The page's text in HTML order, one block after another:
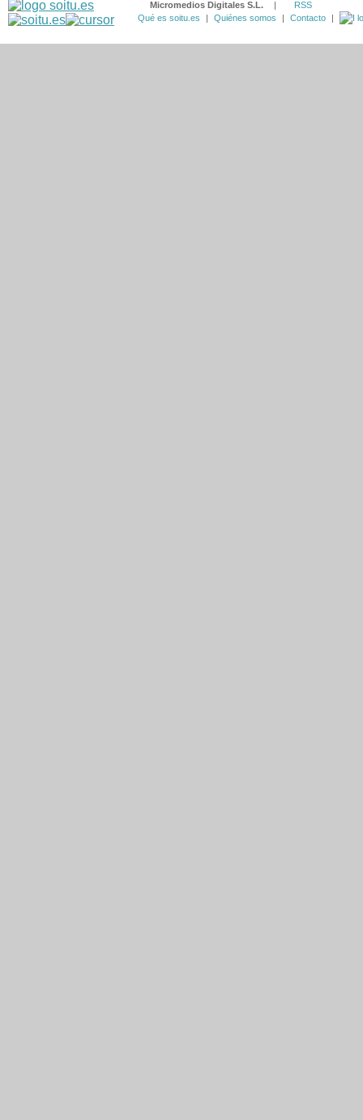
Micromedios Digitales S.L. |
RSS
Qué es soitu.es
| Quiénes somos | Contacto |